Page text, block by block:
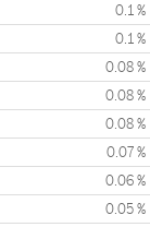
0.1 %
0.1 %
0.08 %
0.08 %
0.08 %
0.07 %
0.06 %
0.05 %